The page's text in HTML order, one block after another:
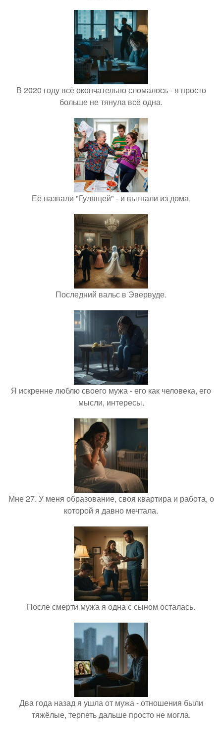
В 2020 году всё окончательно сломалось - я просто
больше не тянула всё одна.
Её назвали "Гулящей" - и выгнали из дома.
Последний вальс в Эвервуде.
Я искренне люблю своего мужа - его как человека, его
мысли, интересы.
Мне 27. У меня образование, своя квартира и работа, о
которой я давно мечтала.
После смерти мужа я одна с сыном осталась.
Два года назад я ушла от мужа - отношения были
тяжёлые, терпеть дальше просто не могла.